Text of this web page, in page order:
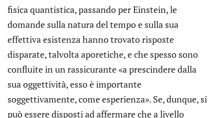
fisica quantistica, passando per Einstein, le
domande sulla natura del tempo e sulla sua
effettiva esistenza hanno trovato risposte
disparate, talvolta aporetiche, e che spesso sono
confluite in un rassicurante «a prescindere dalla
sua oggettività, esso è importante
soggettivamente, come esperienza». Se, dunque, si
può essere disposti ad affermare che a livello